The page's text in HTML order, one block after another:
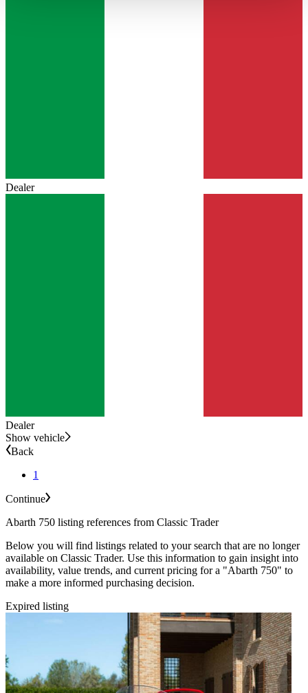
Dealer
Dealer
Show vehicle
Back
1
Continue
Abarth 750 listing references from Classic Trader
Below you will find listings related to your search that are no longer
available on Classic Trader. Use this information to gain insight into
availability, value trends, and current pricing for a "Abarth 750" to
make a more informed purchasing decision.
Expired listing